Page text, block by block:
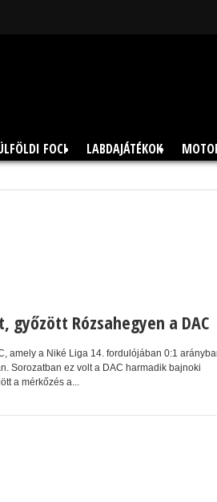
FOCI LABDAJÁTÉKOK
győzött Rózsahegyen a DAC
amely a Niké Liga 14. fordulójában 0:1
Sorozatban ez volt a DAC harmadik bajnoki
a mérkőzés a...